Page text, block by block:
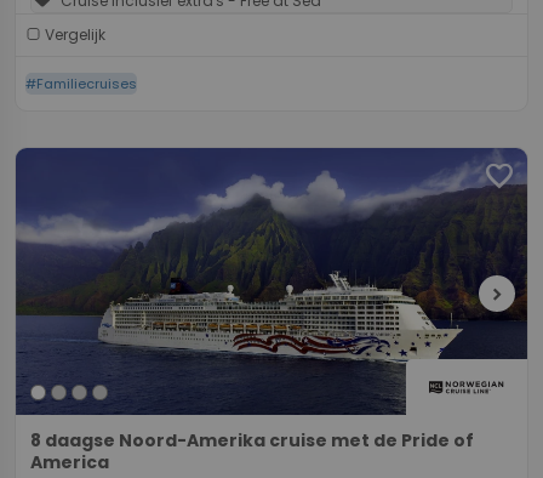
Vergelijk
#Familiecruises
favorite
chevron_right
8 daagse Noord-Amerika cruise met de Pride of
America